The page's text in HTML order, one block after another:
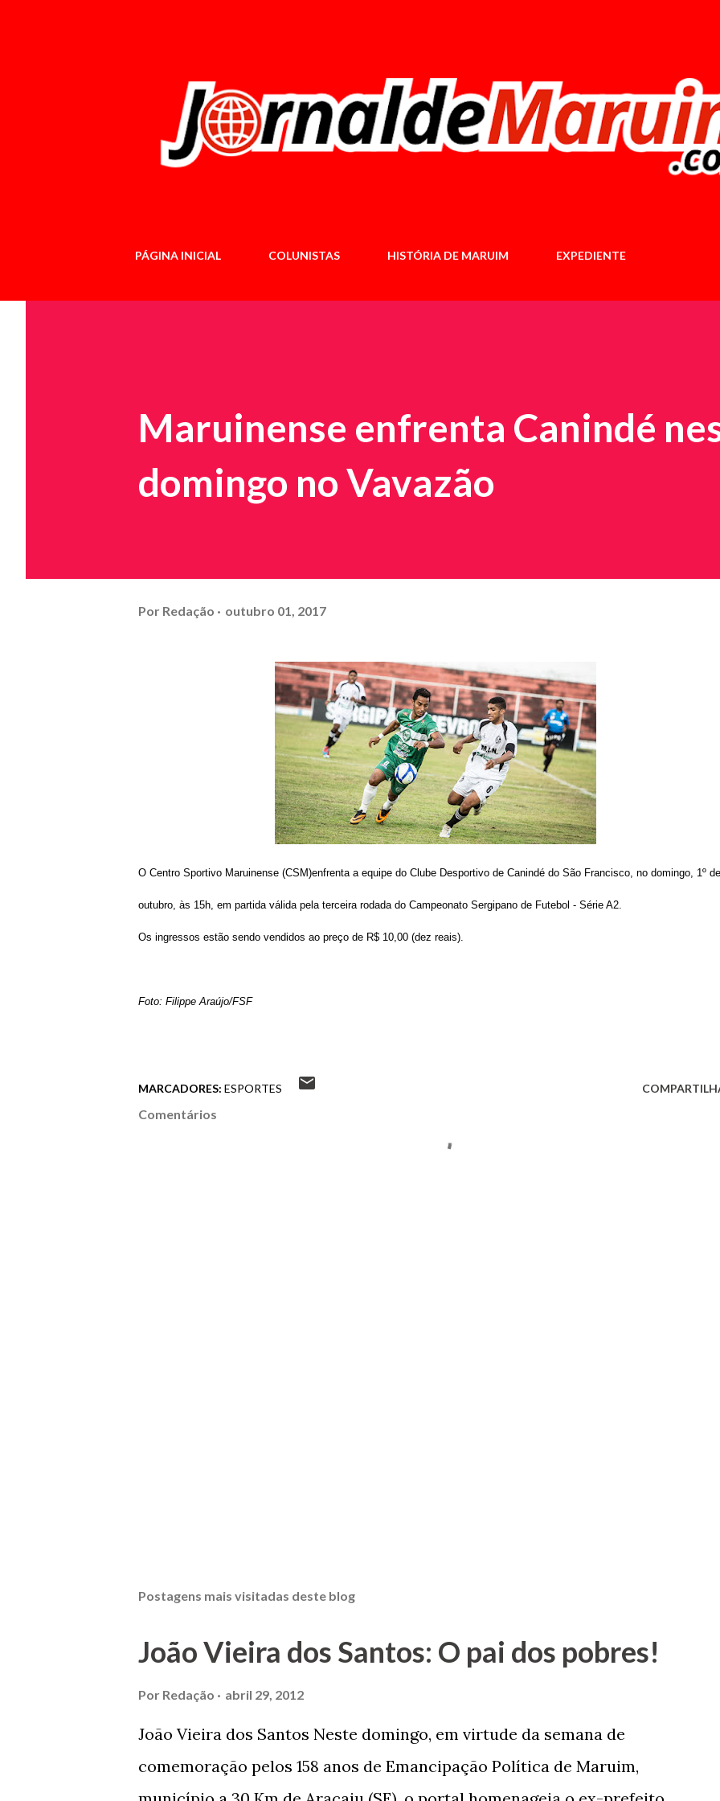
PÁGINA INICIAL COLUNISTAS HISTÓRIA DE MARUIM EXPEDIENTE
Maruinense enfrenta Canindé
domingo no Vavazão
Por Redação outubro 01, 2017
O Centro Sportivo Maruinense (CSM)enfrenta a equipe do Clube Desportivo de Canindé do São Francisco, no domingo, 1º de
outubro, às 15h, em partida válida pela terceira rodada do Campeonato Sergipano de Futebol - Série A2.
Os ingressos estão sendo vendidos ao preço de R$ 10,00 (dez reais).
Foto: Filippe Araújo/FSF
MARCADORES: ESPORTES
Comentários
Postagens mais visitadas deste blog
João Vieira dos Santos: O pai dos pobres!
Por Redação abril 29, 2012
João Vieira dos Santos Neste domingo, em virtude da semana de
comemoração pelos 158 anos de Emancipação Política de Maruim,